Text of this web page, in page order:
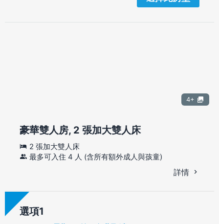
4+
豪華雙人房, 2 張加大雙人床
2 張加大雙人床
最多可入住 4 人 (含所有額外成人與孩童)
詳情
選項